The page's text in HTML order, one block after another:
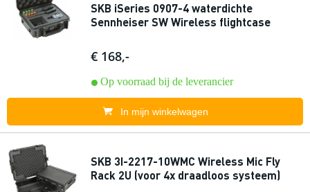
SKB iSeries 0907-4 waterdichte
Sennheiser SW Wireless flightcase
€ 168,-
Op voorraad bij de leverancier
In mijn winkelwagen
SKB 3I-2217-10WMC Wireless Mic Fly
Rack 2U (voor 4x draadloos systeem)